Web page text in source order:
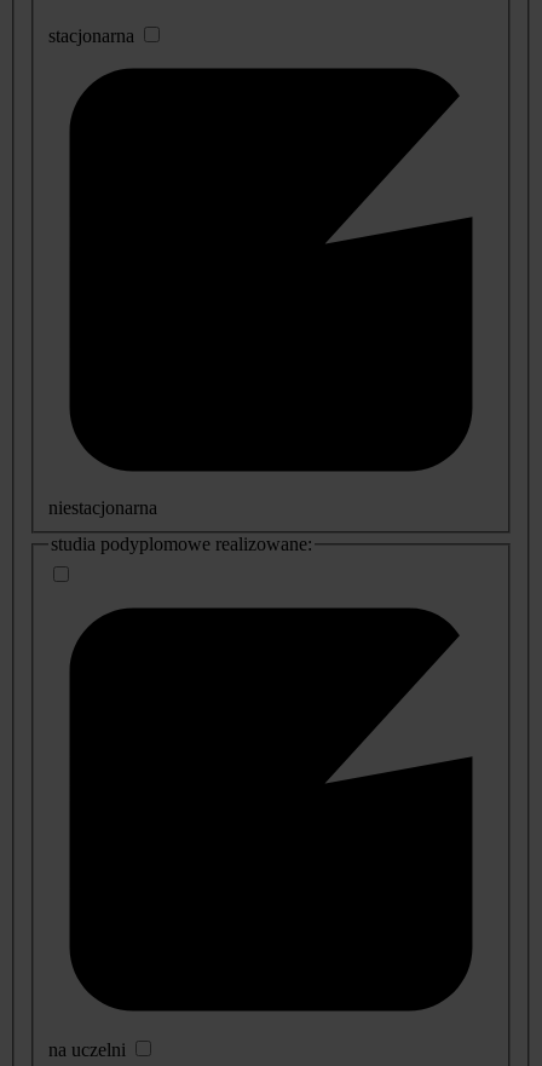
stacjonarna
niestacjonarna
studia podyplomowe realizowane:
na uczelni